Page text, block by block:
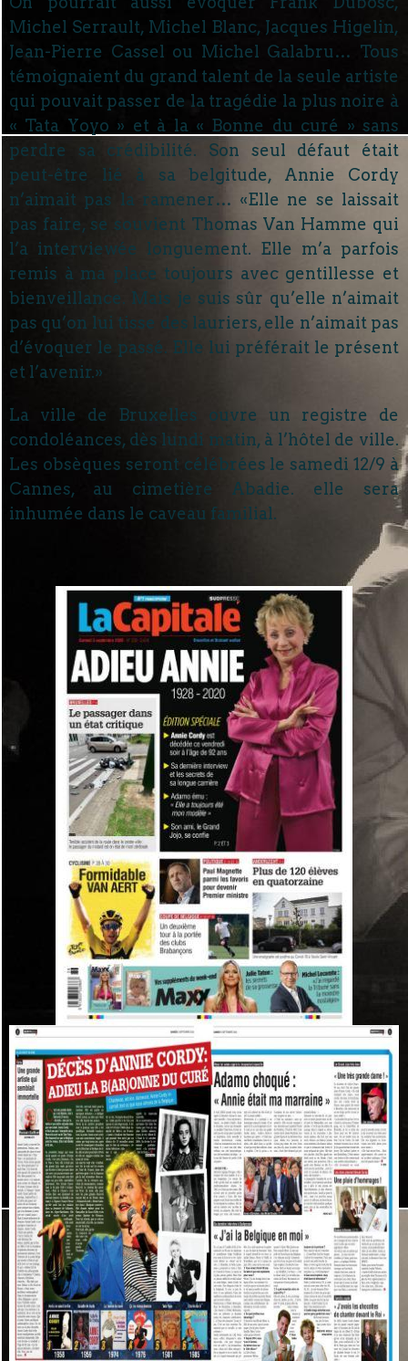
Michel Serrault, Michel Blanc, Jacques Higelin,
Jean-Pierre Cassel ou Michel Galabru… Tous
témoignaient du grand talent de la seule artiste
qui pouvait passer de la tragédie la plus noire à
« Tata Yoyo » et à la « Bonne du curé » sans
perdre sa crédibilité. Son seul défaut était
peut-être lié à sa belgitude, Annie Cordy
n’aimait pas la ramener… «Elle ne se laissait
pas faire, se souvient Thomas Van Hamme qui
l’a interviewée longuement. Elle m’a parfois
remis à ma place toujours avec gentillesse et
bienveillance. Mais je suis sûr qu’elle n’aimait
pas qu’on lui tisse des lauriers, elle n’aimait pas
d’évoquer le passé. Elle lui préférait le présent
et l’avenir.»
La ville de Bruxelles ouvre un registre de
condoléances, dès lundi matin, à l’hôtel de ville.
Les obsèques seront célébrées le samedi 12/9 à
Cannes, au cimetière Abadie. elle sera
inhumée dans le caveau familial.